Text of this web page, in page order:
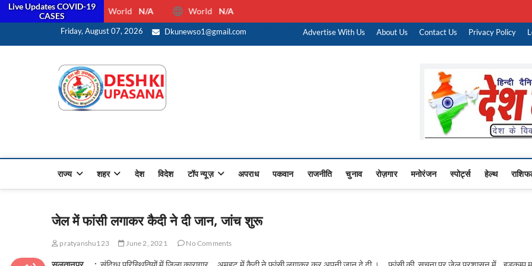
Friday, August 07, 2026 Dkunewso1@gmail.com Advertise With Us About Us Contact Us Privacy Policy
राज्य शहर देश विदेश टॉप न्यूज़ अपराध पकवान राजनीति चुनाव रोज़गार मनोरंजन स्पोर्ट्स हेल्थ
जेल में फांसी लगाकर कैदी ने दी जान, जांच शुरू
pratyanshu123 June 2, 2021 No Comments
Live Updates COVID-19
CASES
World N/A World N/A